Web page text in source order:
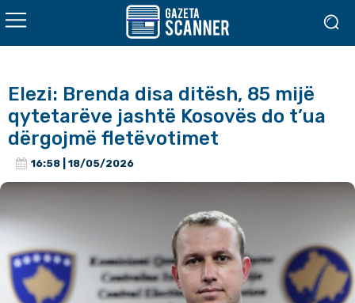
Elezi: Brenda disa ditësh, 85 mijë
qytetarëve jashtë Kosovës do t’ua
dërgojmë fletëvotimet
16:58 | 18/05/2026